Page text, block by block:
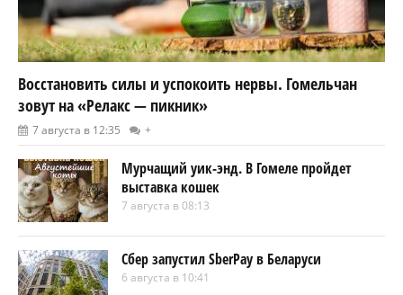
Восстановить силы и успокоить нервы. Гомельчан
зовут на «Релакс — пикник»
7 августа в 12:35 +
Мурчащий уик-энд. В Гомеле пройдет
выставка кошек
7 августа в 08:13
Сбер запустил SberPay в Беларуси
6 августа в 10:41